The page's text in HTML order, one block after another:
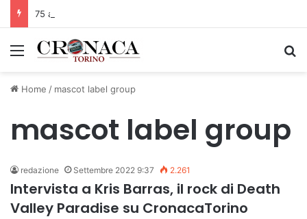
Menu
Home / mascot label group
mascot label group
redazione Settembre 2022 9:37 2.261
Intervista a Kris Barras, il rock di Death
Valley Paradise su CronacaTorino